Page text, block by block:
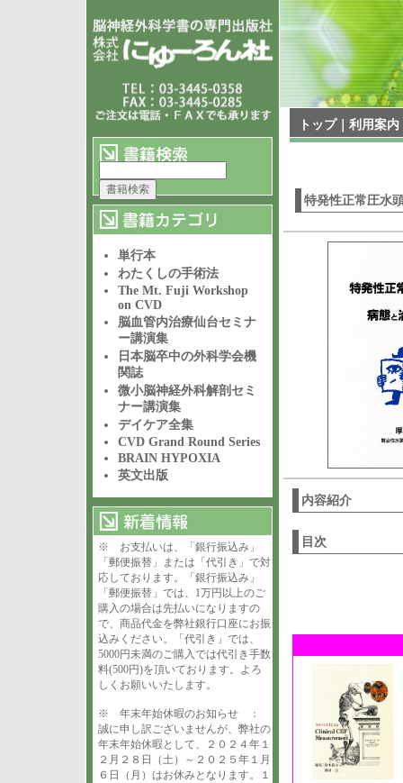
単行本
わたくしの手術法
The Mt. Fuji Workshop
on CVD
脳血管内治療仙台セミナ
ー講演集
日本脳卒中の外科学会機
関誌
微小脳神経外科解剖セミ
ナー講演集
デイケア全集
CVD Grand Round Series
BRAIN HYPOXIA
英文出版
※ お支払いは、「銀行振込み」
「郵便振替」または「代引き」で対
応しております。「銀行振込み」
「郵便振替」では、1万円以上のご
購入の場合は先払いになりますの
で、商品代金を弊社銀行口座にお振
込みください。「代引き」では、
5000円未満のご購入では代引き手数
料(500円)を頂いております。よろ
しくお願いいたします。
※ 年末年始休暇のお知らせ ：
誠に申し訳ございませんが、弊社の
年末年始休暇として、２０２４年１
２月２８日（土）～２０２５年１月
６日（月）はお休みとなります。１
トップ｜ 利用案内
特発性正常圧水
内容紹介
目次